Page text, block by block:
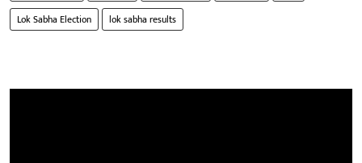
Lok Sabha Election
lok sabha results